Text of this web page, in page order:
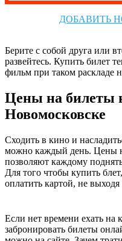
ДОБАВИТЬ
Берите с собой друга или
развейтесь. Купить билет
фильм при таком раскладе
Цены на билеты
Новомосковске
Сходить в кино и
можно каждый день. Цены
позволяют каждому
Для того чтобы купить
оплатить картой, не выходя
Если нет времени ехать на
забронировать билеты